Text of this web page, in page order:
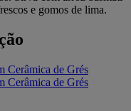
e gomos de lima.